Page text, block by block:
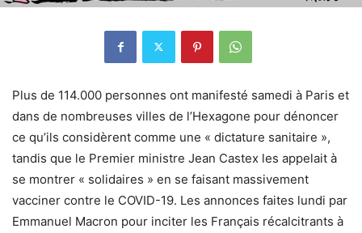
Plus de 114.000 personnes ont manifesté samedi à Paris et
dans de nombreuses villes de l’Hexagone pour dénoncer
ce qu’ils considèrent comme une « dictature sanitaire »,
tandis que le Premier ministre Jean Castex les appelait à
se montrer « solidaires » en se faisant massivement
vacciner contre le COVID-19. Les annonces faites lundi par
Emmanuel Macron pour inciter les Français récalcitrants à